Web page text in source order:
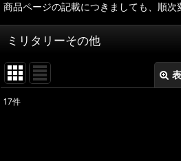
商品ページの記載につきましても、順次
ミリタリーその他
17件